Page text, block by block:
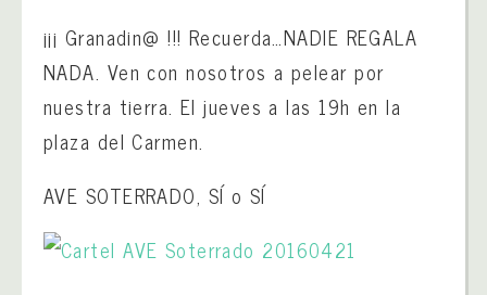
¡¡¡ Granadin@ !!! Recuerda…NADIE REGALA
NADA. Ven con nosotros a pelear por
nuestra tierra. El jueves a las 19h en la
plaza del Carmen.
AVE SOTERRADO, SÍ o SÍ